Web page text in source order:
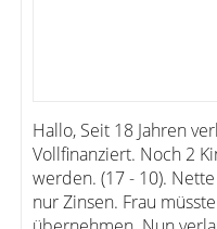
Hallo, Seit 18 Jahren
Vollfinanziert. Noch 2
werden. (17 - 10).
nur Zinsen. Frau